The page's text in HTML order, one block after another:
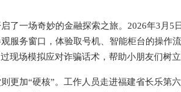
了一场奇妙的金融探索之旅。2026年3月5
服务窗口，体验取号机、智能柜台的操作
现场模拟应对诈骗话术，帮助小朋友们树立
更加“硬核”。工作人员走进福建省长乐第